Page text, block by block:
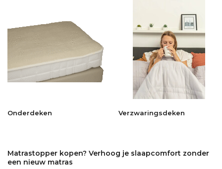
Onderdeken Verzwaringsdeken
Matrastopper kopen? Verhoog je slaapcomfort zonder
een nieuw matras